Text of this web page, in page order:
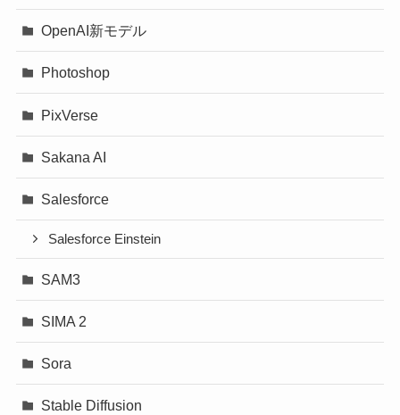
OpenAI新モデル
Photoshop
PixVerse
Sakana AI
Salesforce
Salesforce Einstein
SAM3
SIMA 2
Sora
Stable Diffusion